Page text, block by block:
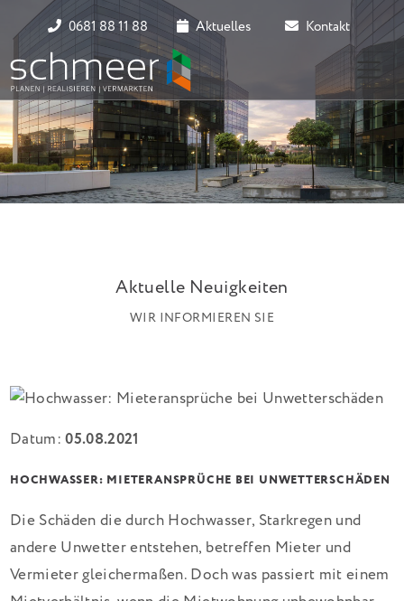
0681 88 11 88 Aktuelles Kontakt
Aktuelle Neuigkeiten
WIR INFORMIEREN SIE
Datum:05.08.2021
HOCHWASSER: MIETERANSPRÜCHE BEI UNWETTERSCHÄDEN
Die Schäden die durch Hochwasser, Starkregen und
andere Unwetter entstehen, betreffen Mieter und
Vermieter gleichermaßen. Doch was passiert mit einem